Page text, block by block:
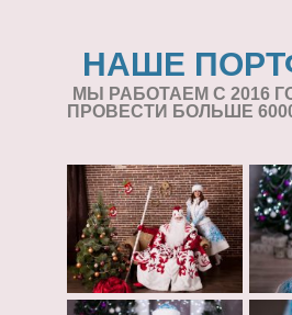
НАШЕ
МЫ РАБОТАЕМ С 2016
ПРОВЕСТИ БОЛЬШЕ